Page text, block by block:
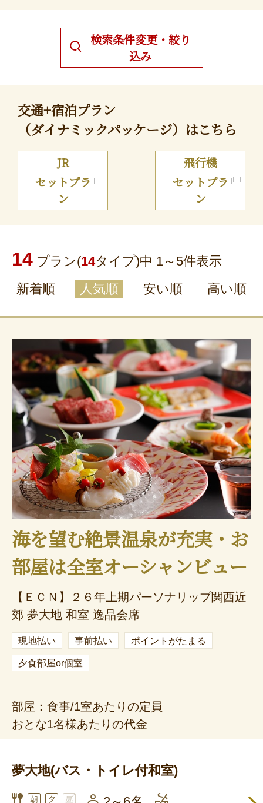
検索条件変更・絞り
込み
交通+宿泊プラン
（ダイナミックパッケージ）はこちら
JR
セットプラ
ン
飛行機
セットプラ
ン
14 プラン(14タイプ)中 1～ 5件表示
新着順
人気順 安い順 高い順
海を望む絶景温泉が充実・お
部屋は全室オーシャンビュー
【ＥＣＮ】２６年上期パーソナリップ関西近
郊 夢大地 和室 逸品会席
現地払い 事前払い ポイントがたまる
夕食部屋or個室
部屋：食事/1室あたりの定員
おとな1名様あたりの代金
夢大地(バス・トイレ付和室)